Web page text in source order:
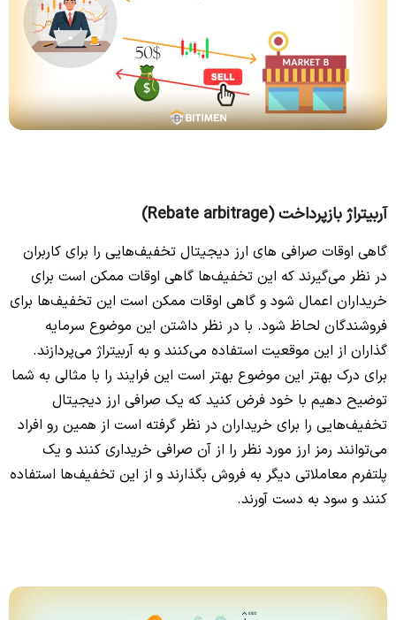
آربیتراژ بازپرداخت (Rebate arbitrage)
گاهی اوقات صرافی های ارز دیجیتال تخفیف‌هایی را برای کاربران
در نظر می‌گیرند که این تخفیف‌ها گاهی اوقات ممکن است برای
خریداران اعمال شود و گاهی اوقات ممکن است این تخفیف‌ها برای
فروشندگان لحاظ شود. با در نظر داشتن این موضوع سرمایه
گذاران از این موقعیت استفاده می‌کنند و به آربیتراژ می‌پردازند.
برای درک بهتر این موضوع بهتر است این فرایند را با مثالی به شما
توضیح دهیم با خود فرض کنید که یک صرافی ارز دیجیتال
تخفیف‌هایی را برای خریداران در نظر گرفته است از همین رو افراد
می‌توانند رمز ارز مورد نظر را از آن صرافی خریداری کنند و یک
پلتفرم معاملاتی دیگر به فروش بگذارند و از این تخفیف‌ها استفاده
کنند و سود به دست آورند.